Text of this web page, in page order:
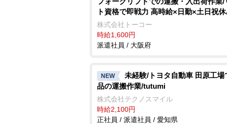
ト資格で即戦力 高時給×日勤×土日祝
株式会社トーコー
時給1,600円
派遣社員 / 大阪府
NEW
未経験/トヨタ自動車 田原工場
品の運搬作業/tutumi
株式会社テクノスマイル
時給2,100円
正社員 / 派遣社員 / 愛知県